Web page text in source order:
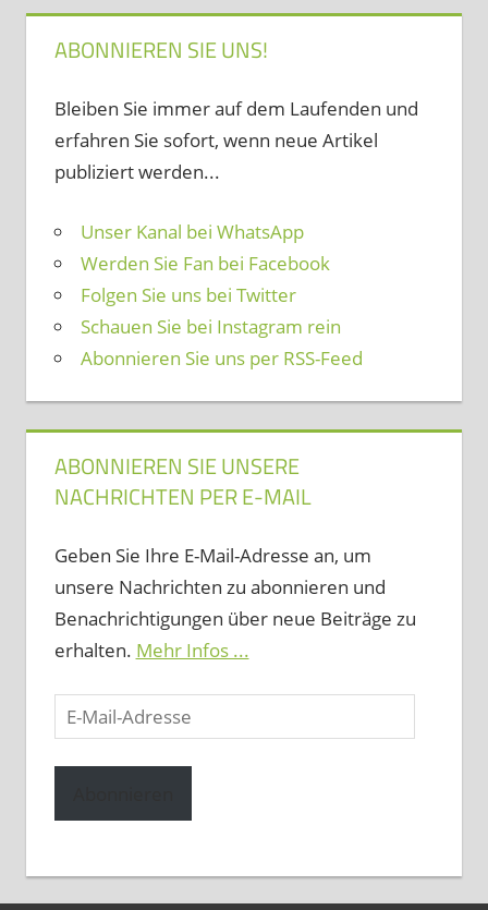
ABONNIEREN SIE UNS!
Bleiben Sie immer auf dem Laufenden und
erfahren Sie sofort, wenn neue Artikel
publiziert werden...
Unser Kanal bei WhatsApp
Werden Sie Fan bei Facebook
Folgen Sie uns bei Twitter
Schauen Sie bei Instagram rein
Abonnieren Sie uns per RSS-Feed
ABONNIEREN SIE UNSERE
NACHRICHTEN PER E-MAIL
Geben Sie Ihre E-Mail-Adresse an, um
unsere Nachrichten zu abonnieren und
Benachrichtigungen über neue Beiträge zu
erhalten. Mehr Infos ...
E-
Mail-
Adresse